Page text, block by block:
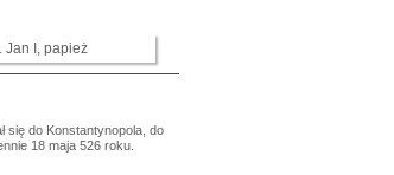
się do Konstantynopola, do
18 maja 526 roku.